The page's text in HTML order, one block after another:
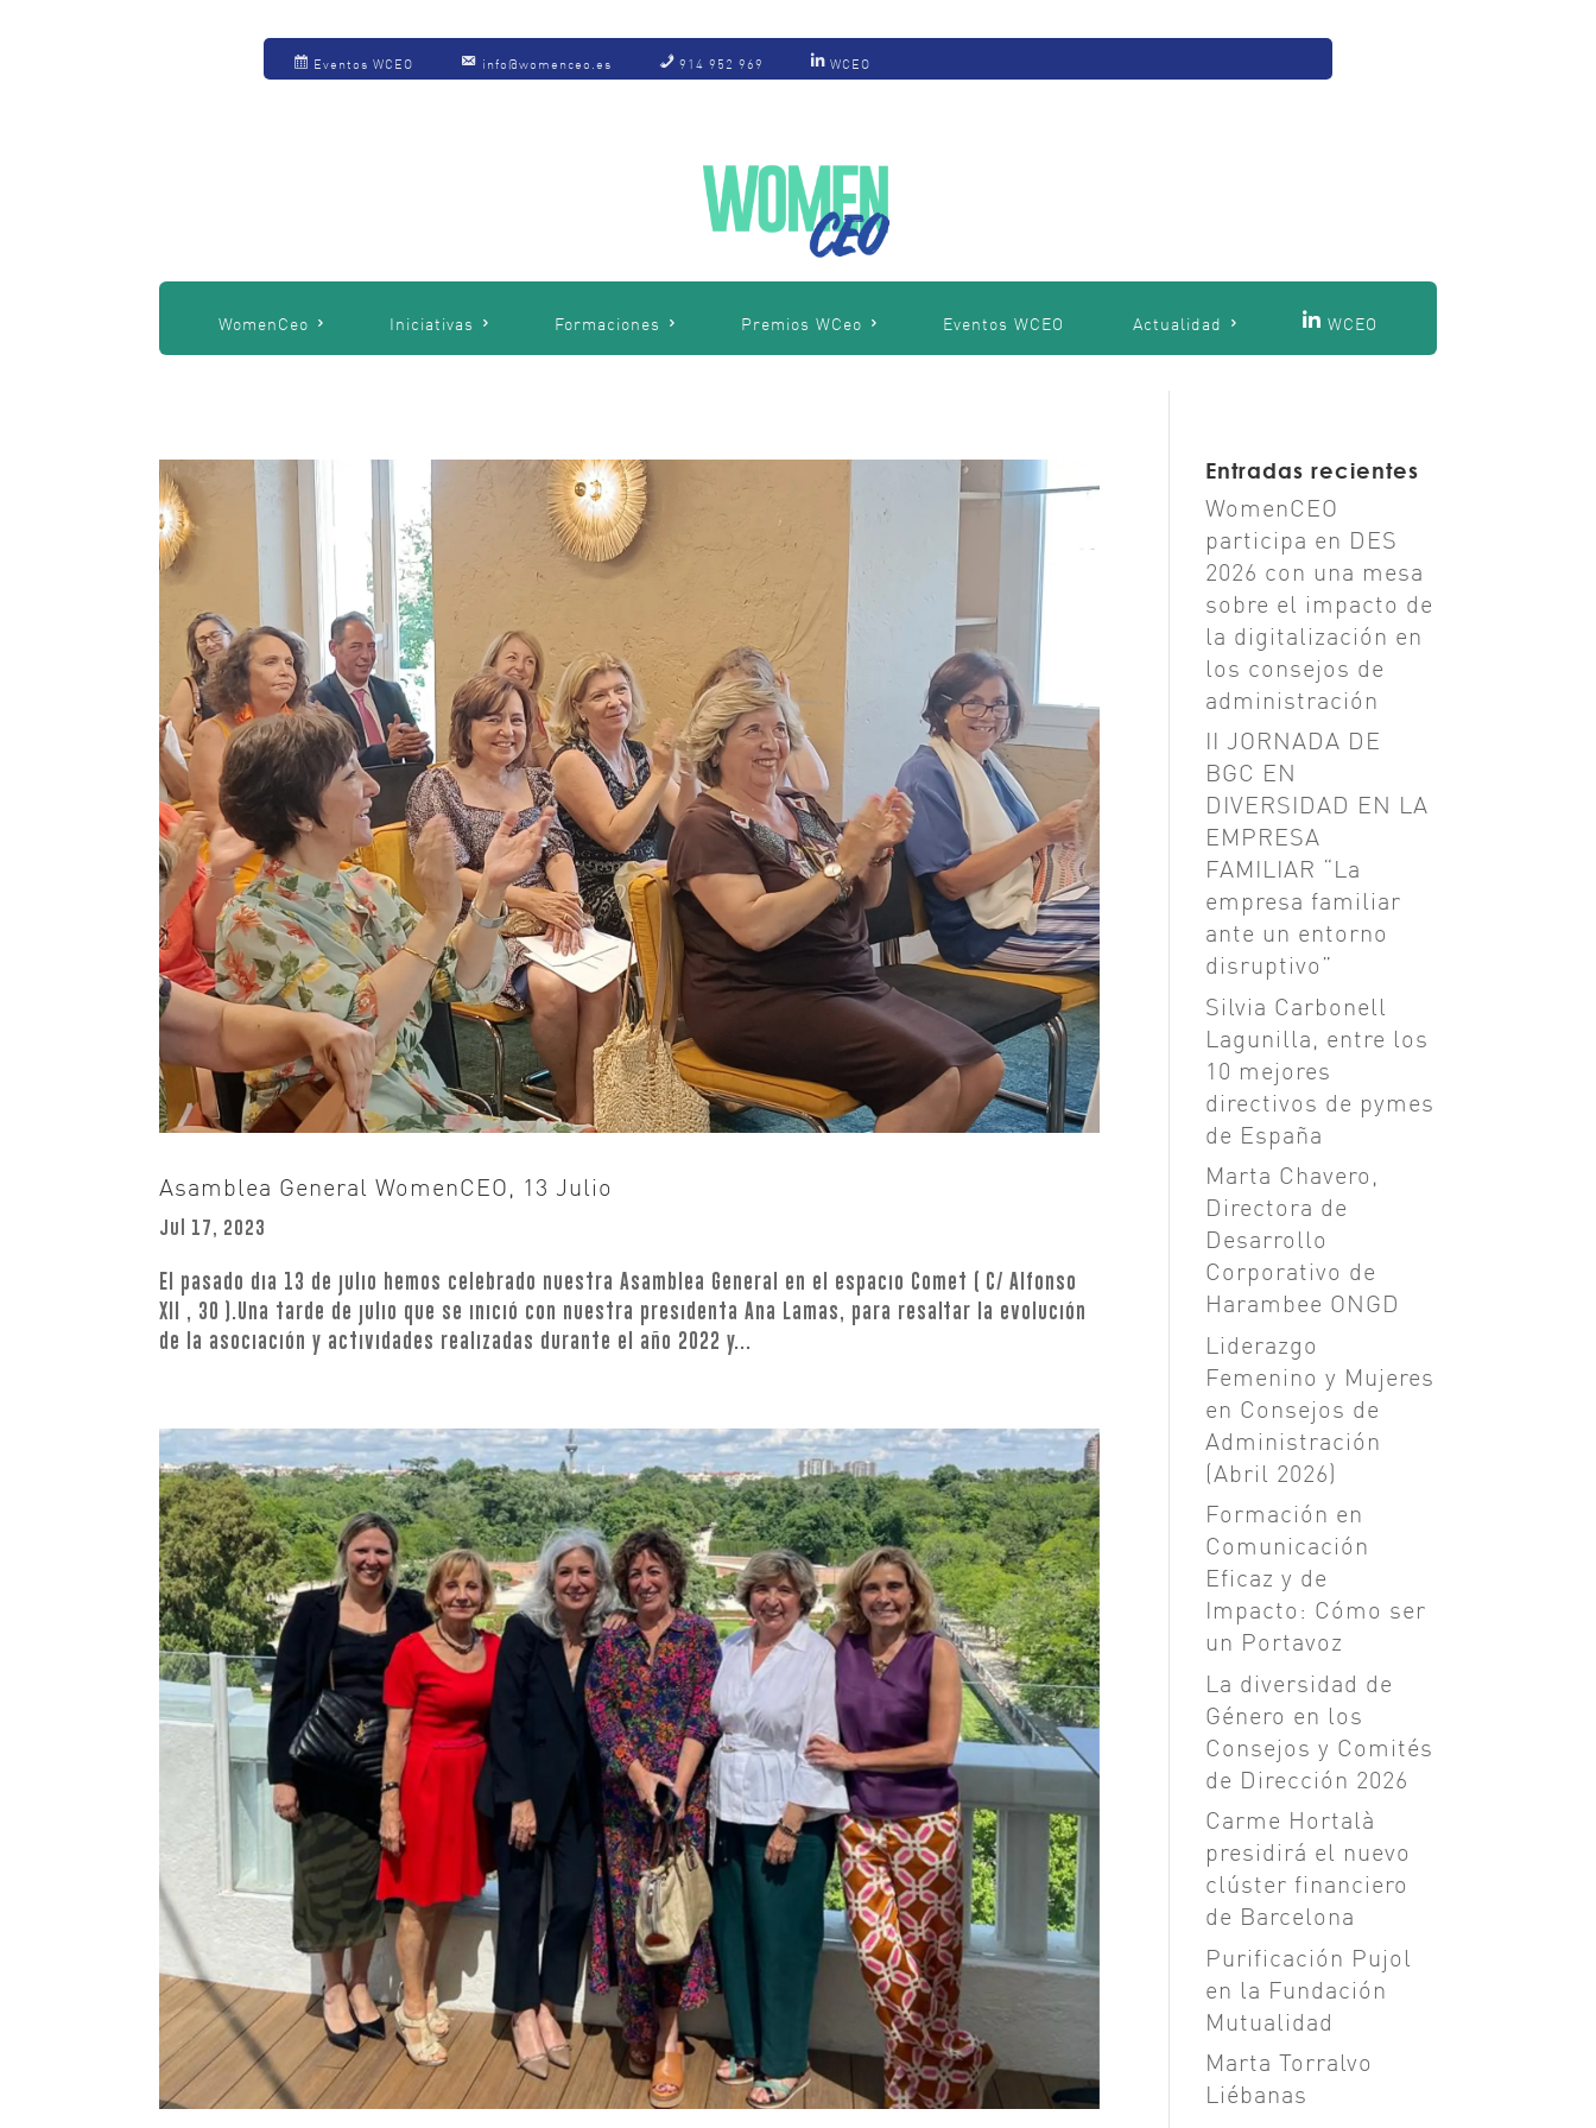
Eventos WCEO info@womenceo.es 914 952 969 WCEO
WomenCeo Iniciativas Formaciones Premios WCeo Eventos WCEO Actualidad WCEO
Asamblea General WomenCEO, 13 Julio
Jul 17, 2023
El pasado dia 13 de julio hemos celebrado nuestra Asamblea General en el espacio Comet ( C/ Alfonso
XII , 30 ).Una tarde de julio que se inició con nuestra presidenta Ana Lamas, para resaltar la evolución
de la asociación y actividades realizadas durante el año 2022 y...
Entradas recientes
WomenCEO
participa en DES
2026 con una mesa
sobre el impacto de
la digitalización en
los consejos de
administración
II JORNADA DE
BGC EN
DIVERSIDAD EN LA
EMPRESA
FAMILIAR “La
empresa familiar
ante un entorno
disruptivo”
Silvia Carbonell
Lagunilla, entre los
10 mejores
directivos de pymes
de España
Marta Chavero,
Directora de
Desarrollo
Corporativo de
Harambee ONGD
Liderazgo
Femenino y Mujeres
en Consejos de
Administración
(Abril 2026)
Formación en
Comunicación
Eficaz y de
Impacto: Cómo ser
un Portavoz
La diversidad de
Género en los
Consejos y Comités
de Dirección 2026
Carme Hortalà
presidirá el nuevo
clúster financiero
de Barcelona
Purificación Pujol
en la Fundación
Mutualidad
Marta Torralvo
Liébanas